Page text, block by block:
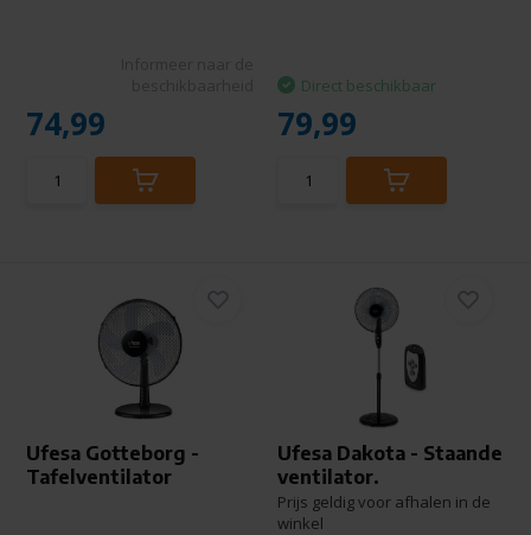
74,99
Direct beschikbaar
79,99
Ufesa Gotteborg -
Tafelventilator
Ufesa Dakota - Staande
ventilator.
Prijs geldig voor afhalen in de
winkel